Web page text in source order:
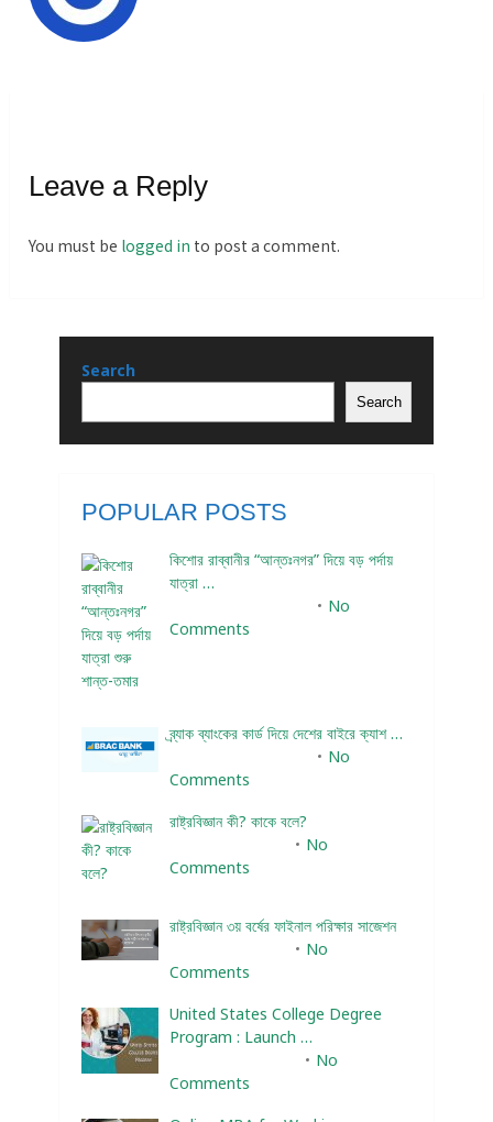
Leave a Reply
You must be logged in to post a comment.
Search
Search
POPULAR POSTS
কিশোর রাব্বানীর “আন্তঃনগর” দিয়ে বড় পর্দায়
যাত্রা …
No
Comments
ব্র্যাক ব্যাংকের কার্ড দিয়ে দেশের বাইরে ক্যাশ …
No
Comments
রাষ্ট্রবিজ্ঞান কী? কাকে বলে?
No
Comments
রাষ্ট্রবিজ্ঞান ৩য় বর্ষের ফাইনাল পরিক্ষার সাজেশন
No
Comments
United States College Degree
Program : Launch …
No
Comments